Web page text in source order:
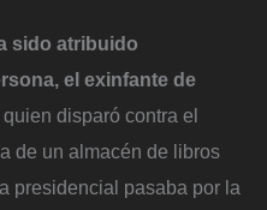
sido atribuido
el exinfante de
quien disparó contra el
de un almacén de libros
presidencial pasaba por la